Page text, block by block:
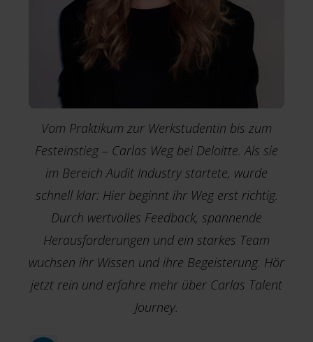
Vom Praktikum zur Werkstudentin bis zum
Festeinstieg – Carlas Weg bei Deloitte. Als sie
im Bereich Audit Industry startete, wurde
schnell klar: Hier beginnt ihr Weg erst richtig.
Durch wertvolles Feedback, spannende
Herausforderungen und ein starkes Team
wuchsen ihr Wissen und ihre Begeisterung. Hör
jetzt rein und erfahre mehr über Carlas Talent
Journey.